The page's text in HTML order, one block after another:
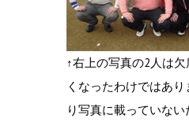
↑右上の写真の2人は
くなったわけではあ
り写真に載っていない